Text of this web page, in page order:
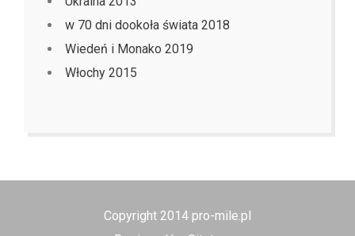
w 70 dni dookoła świata 2018
Wiedeń i Monako 2019
Włochy 2015
Copyright 2014 pro-mile.pl